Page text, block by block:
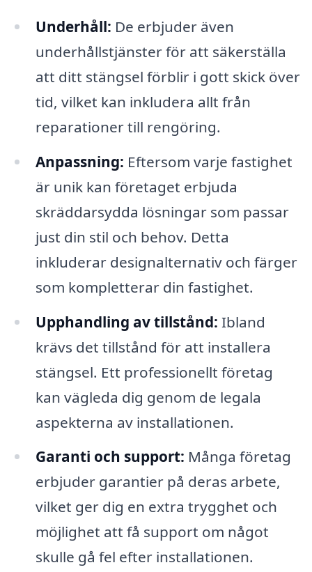
Underhåll: De erbjuder även
underhållstjänster för att säkerställa
att ditt stängsel förblir i gott skick över
tid, vilket kan inkludera allt från
reparationer till rengöring.
Anpassning: Eftersom varje fastighet
är unik kan företaget erbjuda
skräddarsydda lösningar som passar
just din stil och behov. Detta
inkluderar designalternativ och färger
som kompletterar din fastighet.
Upphandling av tillstånd: Ibland
krävs det tillstånd för att installera
stängsel. Ett professionellt företag
kan vägleda dig genom de legala
aspekterna av installationen.
Garanti och support: Många företag
erbjuder garantier på deras arbete,
vilket ger dig en extra trygghet och
möjlighet att få support om något
skulle gå fel efter installationen.